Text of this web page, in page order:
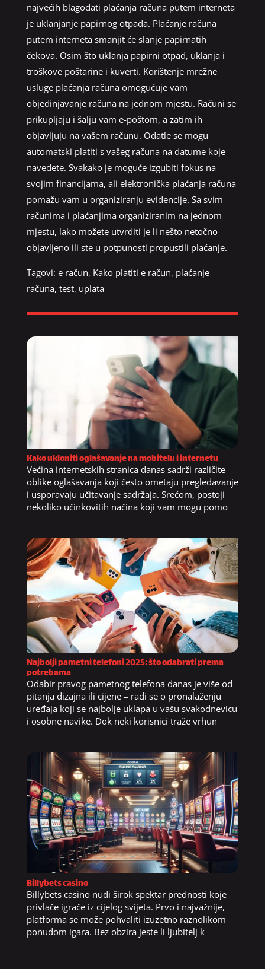
najvećih blagodati plaćanja računa putem interneta
je uklanjanje papirnog otpada. Plaćanje računa
putem interneta smanjit će slanje papirnatih
čekova. Osim što uklanja papirni otpad, uklanja i
troškove poštarine i kuverti. Korištenje mrežne
usluge plaćanja računa omogućuje vam
objedinjavanje računa na jednom mjestu. Računi se
prikupljaju i šalju vam e-poštom, a zatim ih
objavljuju na vašem računu. Odatle se mogu
automatski platiti s vašeg računa na datume koje
navedete. Svakako je moguće izgubiti fokus na
svojim financijama, ali elektronička plaćanja računa
pomažu vam u organiziranju evidencije. Sa svim
računima i plaćanjima organiziranim na jednom
mjestu, lako možete utvrditi je li nešto netočno
objavljeno ili ste u potpunosti propustili plaćanje.
Tagovi: e račun, Kako platiti e račun, plaćanje
računa, test, uplata
Kako ukloniti oglašavanje na mobitelu i internetu
Većina internetskih stranica danas sadrži različite
oblike oglašavanja koji često ometaju pregledavanje
i usporavaju učitavanje sadržaja. Srećom, postoji
nekoliko učinkovitih načina koji vam mogu pomo
Najbolji pametni telefoni 2025: što odabrati prema
potrebama
Odabir pravog pametnog telefona danas je više od
pitanja dizajna ili cijene – radi se o pronalaženju
uređaja koji se najbolje uklapa u vašu svakodnevicu
i osobne navike. Dok neki korisnici traže vrhun
Billybets casino
Billybets casino nudi širok spektar prednosti koje
privlače igrače iz cijelog svijeta. Prvo i najvažnije,
platforma se može pohvaliti izuzetno raznolikom
ponudom igara. Bez obzira jeste li ljubitelj k